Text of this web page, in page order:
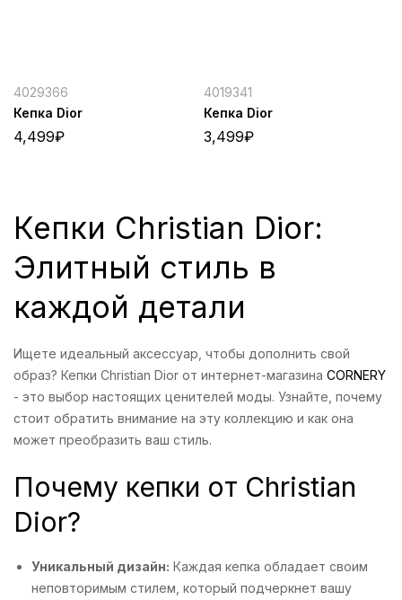
4029366
Кепка Dior
4,499₽
4019341
Кепка Dior
3,499₽
Кепки Christian Dior:
Элитный стиль в
каждой детали
Ищете идеальный аксессуар, чтобы дополнить свой
образ? Кепки Christian Dior от интернет-магазина CORNERY
- это выбор настоящих ценителей моды. Узнайте, почему
стоит обратить внимание на эту коллекцию и как она
может преобразить ваш стиль.
Почему кепки от Christian
Dior?
Уникальный дизайн: Каждая кепка обладает своим
неповторимым стилем, который подчеркнет вашу